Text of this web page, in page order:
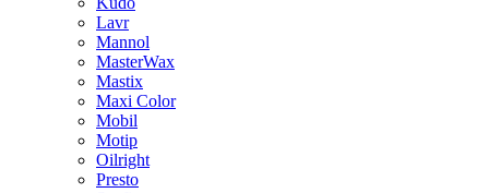
Lavr
Mannol
MasterWax
Mastix
Maxi Color
Mobil
Motip
Oilright
Presto